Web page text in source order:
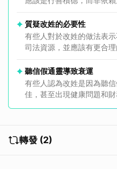
質疑改姓的必要性
有些人對於改姓的做法表
司法資源，並應該有更合理
聽信假通靈導致衰運
有些人認為改姓是因為聽
佳，甚至出現健康問題和財
轉發 (2)